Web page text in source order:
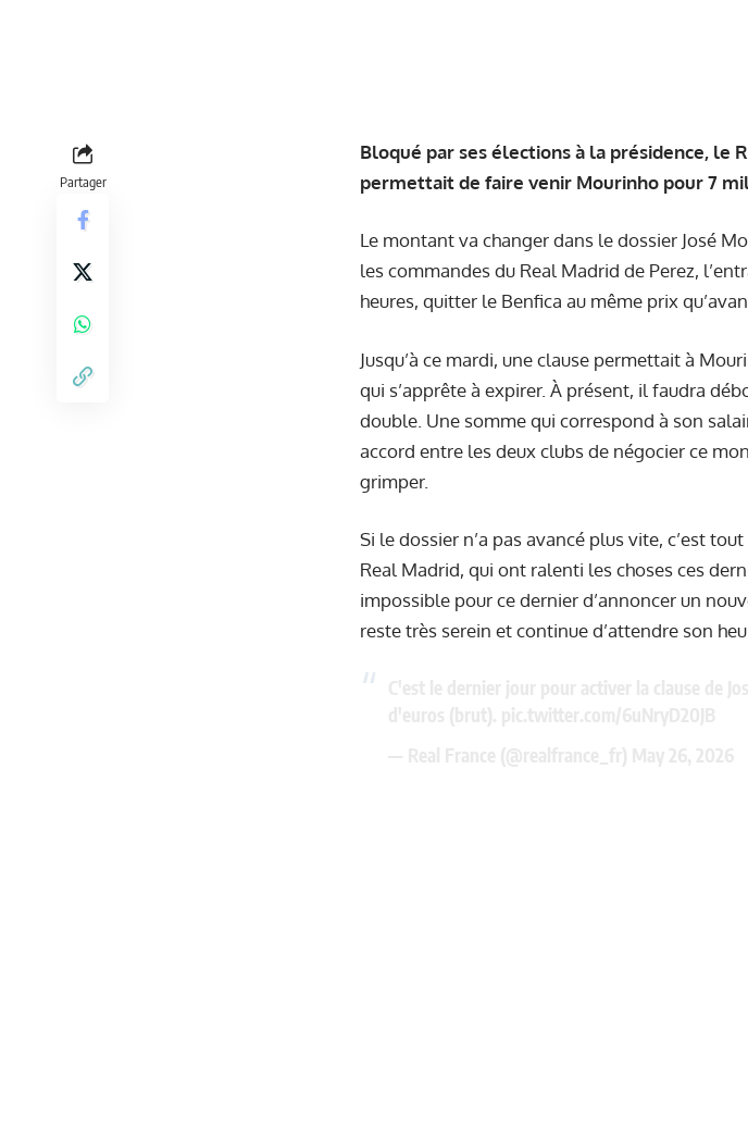
Partager
Bloqué par ses élections à la présidence, le
permettait de faire venir Mourinho pour 7
Le montant va changer dans le dossier José
les commandes du Real Madrid de Perez,
heures, quitter le Benfica au même prix
Jusqu’à ce mardi, une clause permettait à
qui s’apprête à expirer. À présent, il faudra
double. Une somme qui correspond à son
accord entre les deux clubs de négocier ce
grimper.
Si le dossier n’a pas avancé plus vite, c’est
Real Madrid, qui ont ralenti les choses ces
impossible pour ce dernier d’annoncer un
reste très serein et continue d’attendre son